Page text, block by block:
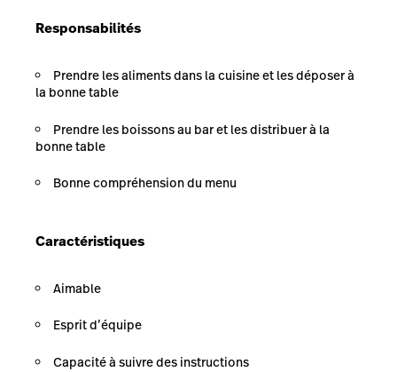
Responsabilités
Prendre les aliments dans la cuisine et les déposer à
la bonne table
Prendre les boissons au bar et les distribuer à la
bonne table
Bonne compréhension du menu
Caractéristiques
Aimable
Esprit d’équipe
Capacité à suivre des instructions